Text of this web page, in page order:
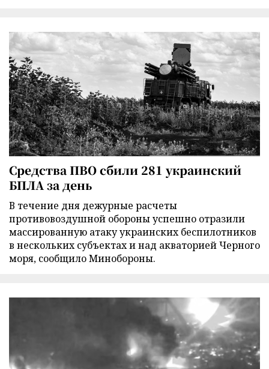
Средства ПВО сбили 281 украинский
БПЛА за день
В течение дня дежурные расчеты
противовоздушной обороны успешно отразили
массированную атаку украинских беспилотников
в нескольких субъектах и над акваторией Черного
моря, сообщило Минобороны.